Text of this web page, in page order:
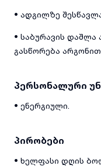
• ადგილზე
• საბურავის დაშლა
გასწორება
პერსონალური
• ენერგიული.
პირობები
• ხელფასი დღის